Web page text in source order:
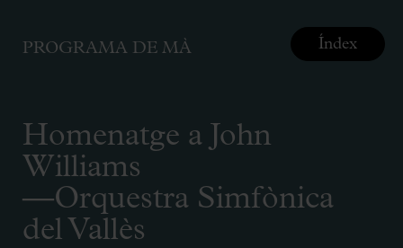
PROGRAMA DE MÀ
Homenatge a John
Williams
—Orquestra Simfònica
del Vallès
Índex